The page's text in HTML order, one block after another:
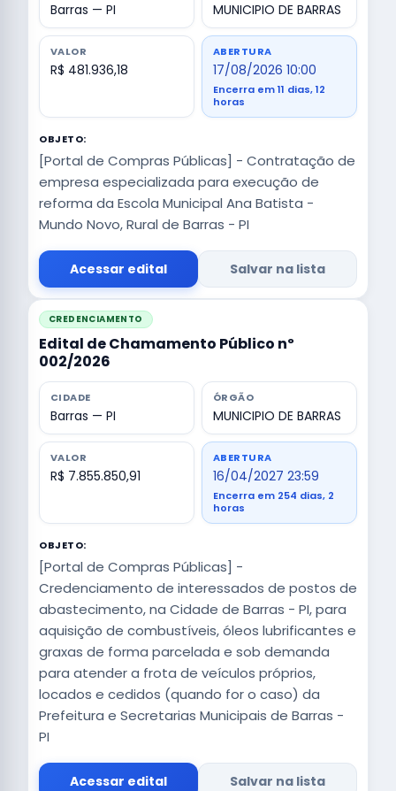
Barras — PI MUNICIPIO DE BARRAS
VALOR
R$ 481.936,18
ABERTURA
17/08/2026 10:00
Encerra em 11 dias, 12
horas
OBJETO:
[Portal de Compras Públicas] - Contratação de
empresa especializada para execução de
reforma da Escola Municipal Ana Batista -
Mundo Novo, Rural de Barras - PI
Acessar edital Salvar na lista
CREDENCIAMENTO
Edital de Chamamento Público nº
002/2026
CIDADE
Barras — PI
ÓRGÃO
MUNICIPIO DE BARRAS
VALOR
R$ 7.855.850,91
ABERTURA
16/04/2027 23:59
Encerra em 254 dias, 2
horas
OBJETO:
[Portal de Compras Públicas] -
Credenciamento de interessados de postos de
abastecimento, na Cidade de Barras - PI, para
aquisição de combustíveis, óleos lubrificantes e
graxas de forma parcelada e sob demanda
para atender a frota de veículos próprios,
locados e cedidos (quando for o caso) da
Prefeitura e Secretarias Municipais de Barras -
PI
Acessar edital Salvar na lista